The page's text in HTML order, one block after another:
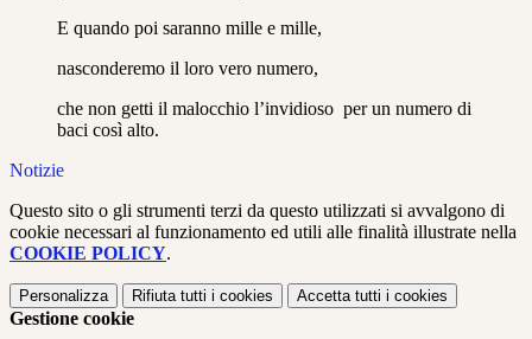
E quando poi saranno mille e mille,
nasconderemo il loro vero numero,
che non getti il malocchio l’invidioso per un numero di
baci così alto.
Notizie
Questo sito o gli strumenti terzi da questo utilizzati si avvalgono di
cookie necessari al funzionamento ed utili alle finalità illustrate nella
COOKIE POLICY.
Personalizza Rifiuta tutti i cookies Accetta tutti i cookies
Gestione cookie